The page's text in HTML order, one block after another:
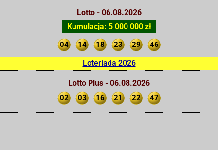
Lotto - 06.08.2026
Kumulacja: 5 000 000 zł
04 14 18 23 29 46
Loteriada 2026
Lotto Plus - 06.08.2026
02 03 16 21 22 47